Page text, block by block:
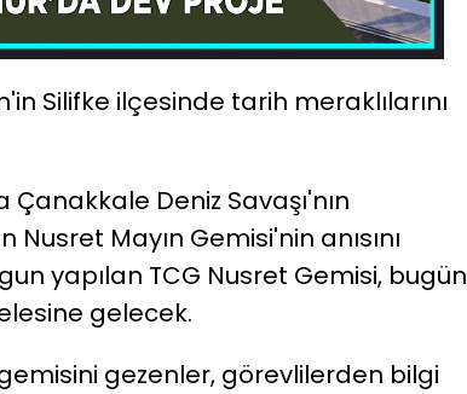
Silifke ilçesinde tarih meraklılarını
Çanakkale Deniz Savaşı'nın
Mayın Gemisi'nin anısını
yapılan TCG Nusret Gemisi, bugün
gelecek.
gezenler, görevlilerden bilgi